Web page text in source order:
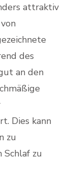
attraktiv
des
an den
Dies kann
zu
Schlaf zu